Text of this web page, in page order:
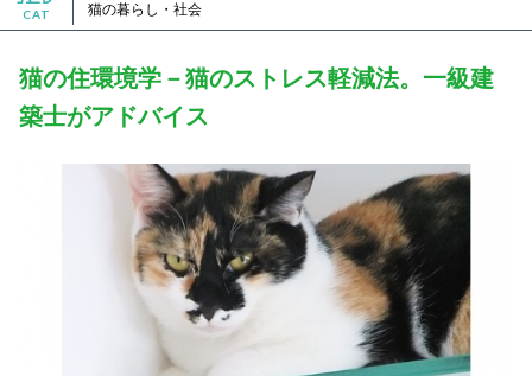
CAT 猫の暮らし・社会
猫の住環境学－猫のストレス軽減法。一級建
築士がアドバイス